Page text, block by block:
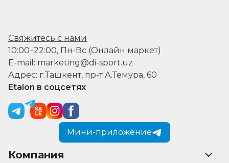
Свяжитесь с нами
10:00–22:00, Пн-Вс (Онлайн маркет)
E-mail: marketing@di-sport.uz
Адрес: г.Ташкент, пр-т А.Темура, 60
Etalon в соцсетях
Мини-приложение
Компания